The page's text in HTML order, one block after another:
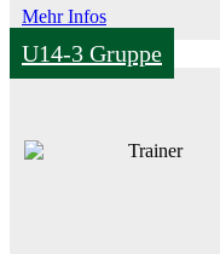
Mehr Infos
U14-3 Gruppe